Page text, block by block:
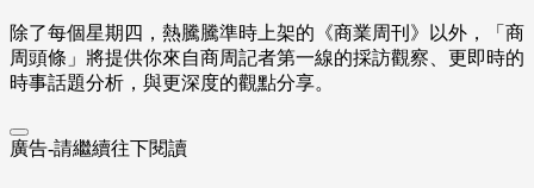
除了每個星期四，熱騰騰準時上架的《商業周刊》以外，「商
周頭條」將提供你來自商周記者第一線的採訪觀察、 更即時的
時事話題分析，與更深度的觀點分享。
廣告-請繼續往下閱讀